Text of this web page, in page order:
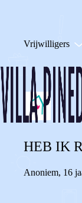
Vrijwilligers
HEB IK
Anoniem, 16